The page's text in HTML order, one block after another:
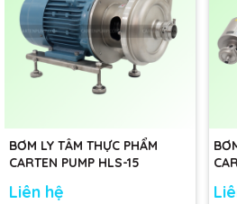
BƠM LY TÂM THỰC PHẨM
CARTEN PUMP HLS-15
Liên hệ